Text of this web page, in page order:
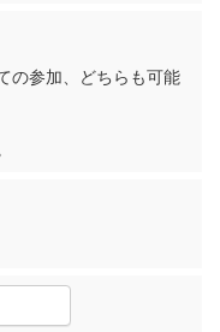
の参加、どちらも可能